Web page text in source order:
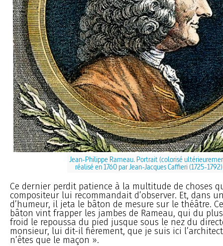
Jean-Philippe Rameau. Portrait (colorisé
réalisé en 1760 par Jean-Jacques Caffieri (1725-1792)
Ce dernier perdit patience à la multitude de choses
compositeur lui recommandait d’observer. Et, dans
d’humeur, il jeta le bâton de mesure sur le théâtre.
bâton vint frapper les jambes de Rameau, qui du
froid le repoussa du pied jusque sous le nez du
monsieur, lui dit-il fièrement, que je suis ici
n’êtes que le maçon ».